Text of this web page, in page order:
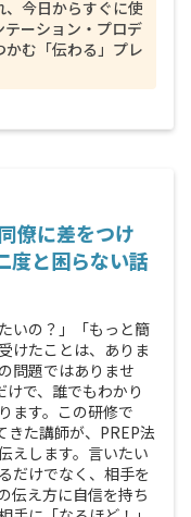
今日からすぐに使
ーション・プロデ
む「伝わる」プレ
僚に差をつけ
度と困らない話
いの？」「もっと簡
けたことは、ありま
問題ではありませ
で、誰でもわかり
ます。この研修で
きた講師が、PREP法
えします。言いたい
だけでなく、相手を
伝え方に自信を持ち